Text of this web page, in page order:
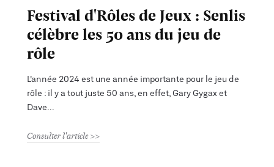
Festival d'Rôles de Jeux : Senlis
célèbre les 50 ans du jeu de
rôle
L’année 2024 est une année importante pour le jeu de
rôle : il y a tout juste 50 ans, en effet, Gary Gygax et
Dave
Consulter l'article